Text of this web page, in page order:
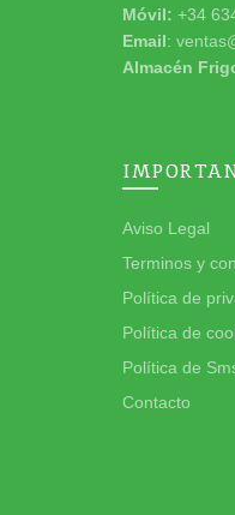
Móvil: +34
Email:
Almacén
Aviso Legal
Terminos y
Política de
Política de
Política de
Contacto